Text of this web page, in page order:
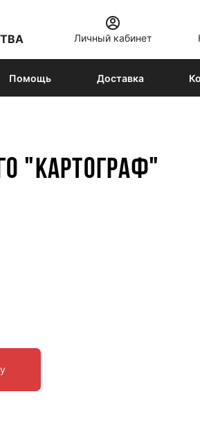
Личный кабинет
Помощь Доставка
"КАРТОГРАФ"